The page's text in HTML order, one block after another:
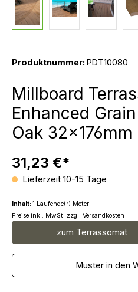
Produktnummer: PDT10080
Millboard
Enhanced
Oak 32x176mm
31,23 €*
Lieferzeit 10-15 Tage
Inhalt:1 Laufende(r) Meter
Preise inkl. MwSt. zzgl. Versandkosten
zum Terrassomat
Muster in den